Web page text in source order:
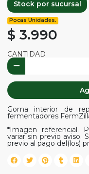
Stock por sucursal
Pocas Unidades.
$ 3.990
CANTIDAD
Goma interior de
fermentadores
*Imagen referencial.
variar sin previo aviso.
previo al pago del(los)